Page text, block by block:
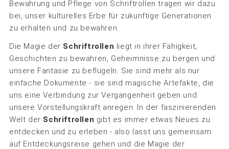
Bewahrung und Pflege von Schriftrollen tragen wir dazu
bei, unser kulturelles Erbe für zukünftige Generationen
zu erhalten und zu bewahren.
Die Magie der Schriftrollen liegt in ihrer Fähigkeit,
Geschichten zu bewahren, Geheimnisse zu bergen und
unsere Fantasie zu beflügeln. Sie sind mehr als nur
einfache Dokumente - sie sind magische Artefakte, die
uns eine Verbindung zur Vergangenheit geben und
unsere Vorstellungskraft anregen. In der faszinierenden
Welt der Schriftrollen gibt es immer etwas Neues zu
entdecken und zu erleben - also lasst uns gemeinsam
auf Entdeckungsreise gehen und die Magie der